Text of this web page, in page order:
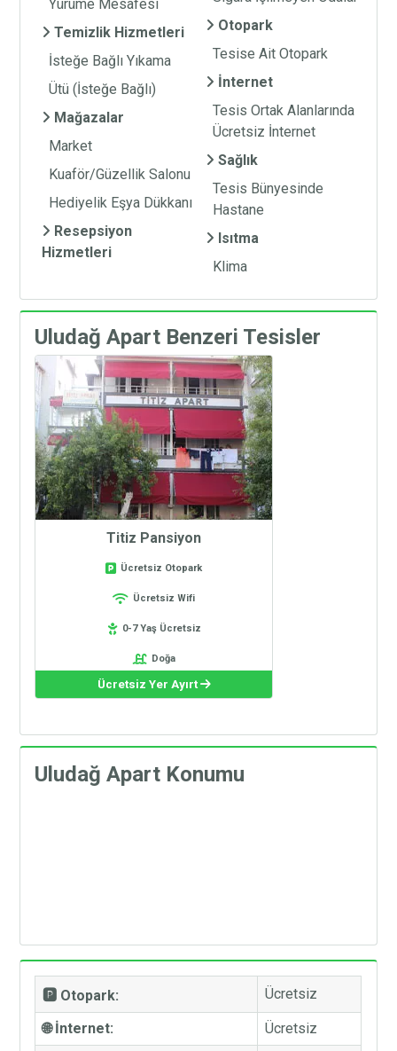
Yürüme Mesafesi
Temizlik Hizmetleri
İsteğe Bağlı Yıkama
Ütü (İsteğe Bağlı)
Mağazalar
Market
Kuaför/Güzellik Salonu
Hediyelik Eşya Dükkanı
Hizmetleri
Otopark
Tesise Ait Otopark
İnternet
Tesis Ortak Alanlarında
Ücretsiz İnternet
Sağlık
Tesis Bünyesinde
Hastane
Isıtma
Klima
Uludağ Apart Benzeri Tesisler
Titiz Pansiyon
Ücretsiz Otopark
Ücretsiz Wifi
0-7 Yaş Ücretsiz
Doğa
Ücretsiz Yer Ayırt
Uludağ Apart Konumu
🅿️ Otopark: Ücretsiz
🌐 İnternet:
Ücretsiz